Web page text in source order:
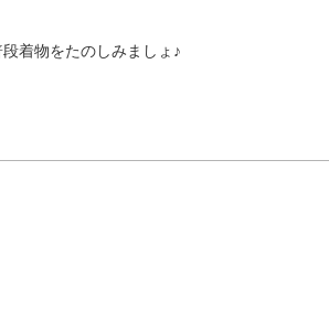
着物をたのしみましょ♪